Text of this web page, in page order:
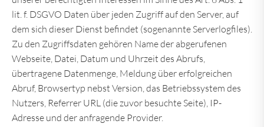
lit. f. DSGVO Daten über jeden Zugriff auf den Server, auf
dem sich dieser Dienst befindet (sogenannte Serverlogfiles).
Zu den Zugriffsdaten gehören Name der abgerufenen
Webseite, Datei, Datum und Uhrzeit des Abrufs,
übertragene Datenmenge, Meldung über erfolgreichen
Abruf, Browsertyp nebst Version, das Betriebssystem des
Nutzers, Referrer URL (die zuvor besuchte Seite), IP-
Adresse und der anfragende Provider.